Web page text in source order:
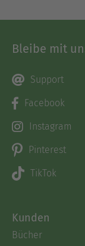
Bleibe mit
Support
Facebook
Instagram
Pinterest
TikTok
Kunden
Bücher